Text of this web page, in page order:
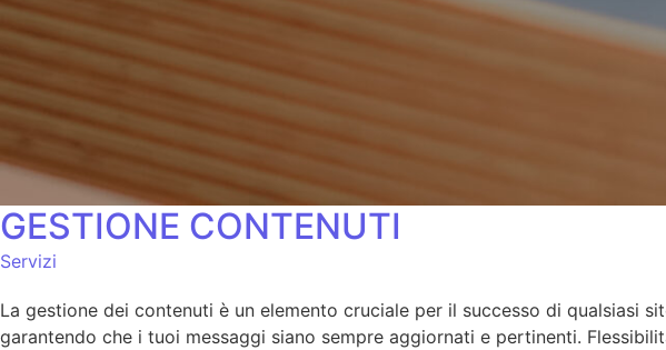
GESTIONE CONTENUTI
Servizi
La gestione dei contenuti è un elemento cruciale per il successo di qualsiasi
garantendo che i tuoi messaggi siano sempre aggiornati e pertinenti.